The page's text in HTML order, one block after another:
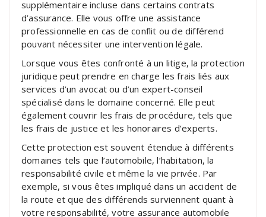
supplémentaire incluse dans certains contrats
d’assurance. Elle vous offre une assistance
professionnelle en cas de conflit ou de différend
pouvant nécessiter une intervention légale.
Lorsque vous êtes confronté à un litige, la protection
juridique peut prendre en charge les frais liés aux
services d’un avocat ou d’un expert-conseil
spécialisé dans le domaine concerné. Elle peut
également couvrir les frais de procédure, tels que
les frais de justice et les honoraires d’experts.
Cette protection est souvent étendue à différents
domaines tels que l’automobile, l’habitation, la
responsabilité civile et même la vie privée. Par
exemple, si vous êtes impliqué dans un accident de
la route et que des différends surviennent quant à
votre responsabilité, votre assurance automobile